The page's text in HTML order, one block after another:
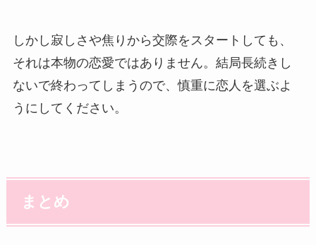
しかし寂しさや焦りから交際をスタートしても、
それは本物の恋愛ではありません。結局長続きし
ないで終わってしまうので、慎重に恋人を選ぶよ
うにしてください。
まとめ